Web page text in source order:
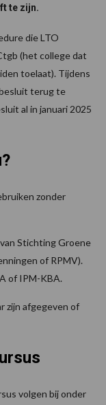
te zijn.
die LTO
(het college dat
toelaat). Tijdens
terug te
al in januari 2025
zonder
Stichting Groene
of RPMV).
of IPM-KBA.
zijn afgegeven of
volgen bij onder